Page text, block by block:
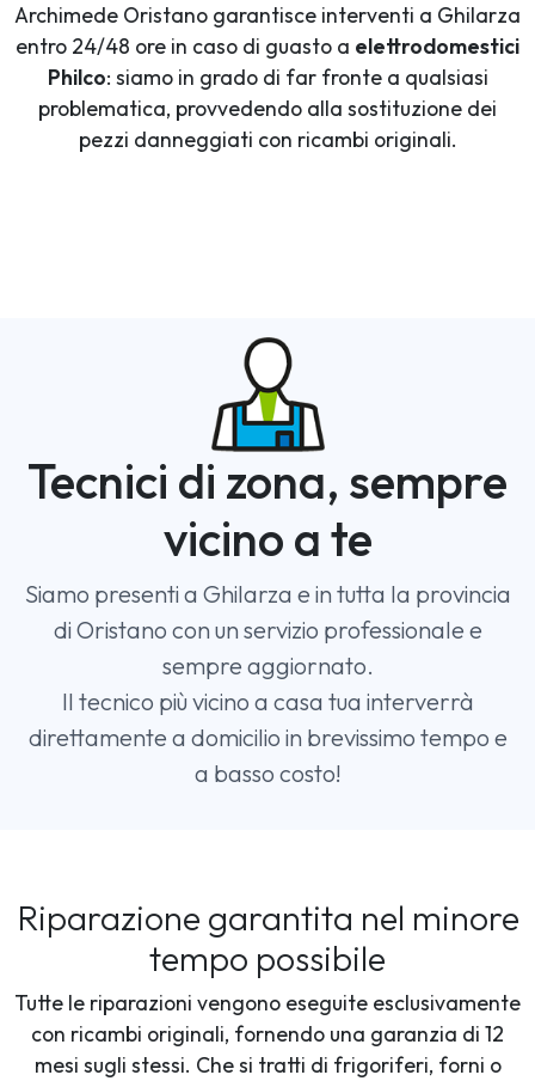
Archimede Oristano garantisce interventi a Ghilarza
entro 24/48 ore in caso di guasto a elettrodomestici
Philco: siamo in grado di far fronte a qualsiasi
problematica, provvedendo alla sostituzione dei
pezzi danneggiati con ricambi originali.
Tecnici di zona, sempre
vicino a te
Siamo presenti a Ghilarza e in tutta la provincia
di Oristano con un servizio professionale e
sempre aggiornato.
Il tecnico più vicino a casa tua interverrà
direttamente a domicilio in brevissimo tempo e
a basso costo!
Riparazione garantita nel minore
tempo possibile
Tutte le riparazioni vengono eseguite esclusivamente
con ricambi originali, fornendo una garanzia di 12
mesi sugli stessi. Che si tratti di frigoriferi, forni o